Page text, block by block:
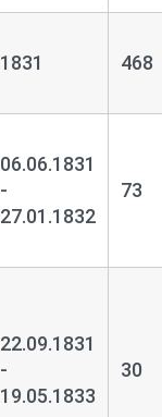
1831 468
06.06.1831
-
27.01.1832
73
22.09.1831
-
19.05.1833
30